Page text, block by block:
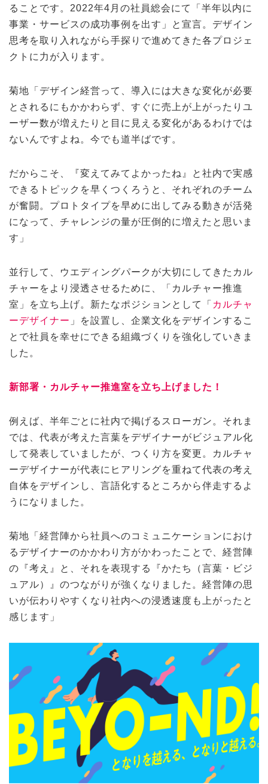
ることです。2022年4月の社員総会にて「半年以内に
事業・サービスの成功事例を出す」と宣言。デザイン
思考を取り入れながら手探りで進めてきた各プロジェ
クトに力が入ります。
菊地「デザイン経営って、導入には大きな変化が必要
とされるにもかかわらず、すぐに売上が上がったりユ
ーザー数が増えたりと目に見える変化があるわけでは
ないんですよね。今でも道半ばです。
だからこそ、『変えてみてよかったね』と社内で実感
できるトピックを早くつくろうと、それぞれのチーム
が奮闘。プロトタイプを早めに出してみる動きが活発
になって、チャレンジの量が圧倒的に増えたと思いま
す」
並行して、ウエディングパークが大切にしてきたカル
チャーをより浸透させるために、「カルチャー推進
室」を立ち上げ。新たなポジションとして「 カルチャ
ーデザイナー 」を設置し、企業文化をデザインするこ
とで社員を幸せにできる組織づくりを強化していきま
した。
新部署・カルチャー推進室を立ち上げました！
例えば、半年ごとに社内で掲げるスローガン。それま
では、代表が考えた言葉をデザイナーがビジュアル化
して発表していましたが、つくり方を変更。カルチャ
ーデザイナーが代表にヒアリングを重ねて代表の考え
自体をデザインし、言語化するところから伴走するよ
うになりました。
菊地「経営陣から社員へのコミュニケーションにおけ
るデザイナーのかかわり方がかわったことで、経営陣
の『考え』と、それを表現する『かたち（言葉・ビジ
ュアル）』のつながりが強くなりました。経営陣の思
いが伝わりやすくなり社内への浸透速度も上がったと
感じます」